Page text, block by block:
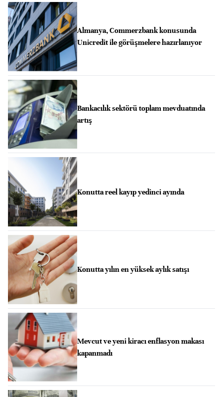
Almanya, Commerzbank konusunda
Unicredit ile görüşmelere hazırlanıyor
Bankacılık sektörü toplam mevduatında
artış
Konutta reel kayıp yedinci ayında
Konutta yılın en yüksek aylık satışı
Mevcut ve yeni kiracı enflasyon makası
kapanmadı